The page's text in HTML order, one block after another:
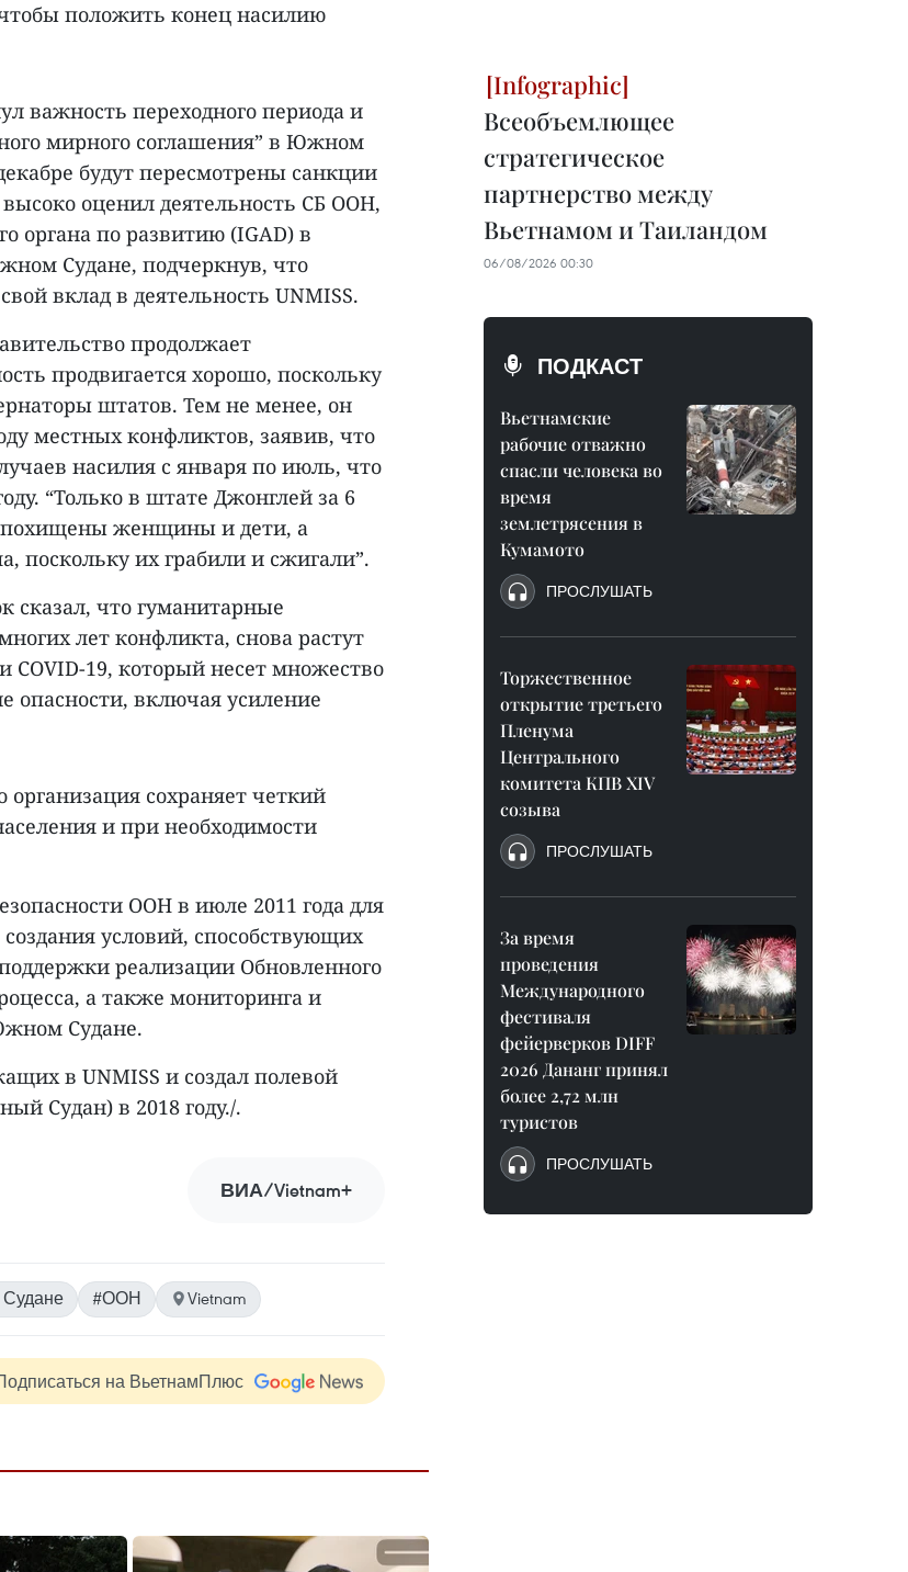
положить конец насилию
важность переходного периода и
мирного соглашения” в Южном
будут пересмотрены санкции
оценил деятельность СБ ООН,
органа по развитию (IGAD) в
Судане, подчеркнув, что
вклад в деятельность UNMISS.
продолжает
продвигается хорошо, поскольку
штатов. Тем не менее, он
местных конфликтов, заявив, что
насилия с января по июль, что
“Только в штате Джонглей за 6
похищены женщины и дети, а
поскольку их грабили и сжигали”.
сказал, что гуманитарные
лет конфликта, снова растут
COVID-19, который несет множество
опасности, включая усиление
организация сохраняет четкий
и при необходимости
ООН в июле 2011 года для
условий, способствующих
реализации Обновленного
а также мониторинга и
Судане.
в UNMISS и создал полевой
Судан) в 2018 году./.
ВИА/Vietnam+
#ООН Vietnam
на ВьетнамПлюс
Всеобъемлющее
стратегическое
партнерство между
Вьетнамом и Таиландом
06/08/2026 00:30
ПОДКАСТ
Вьетнамские
рабочие отважно
спасли человека во
время
землетрясения в
Кумамото
ПРОСЛУШАТЬ
Торжественное
открытие третьего
Пленума
Центрального
комитета КПВ XIV
созыва
ПРОСЛУШАТЬ
За время
проведения
Международного
фестиваля
фейерверков DIFF
2026 Дананг принял
более 2,72 млн
туристов
ПРОСЛУШАТЬ